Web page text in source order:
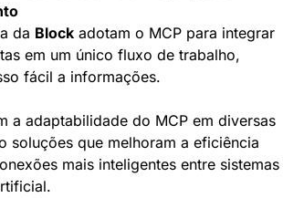
da Block adotam o MCP para integrar
em um único fluxo de trabalho,
fácil a informações.
a adaptabilidade do MCP em diversas
soluções que melhoram a eficiência
mais inteligentes entre sistemas